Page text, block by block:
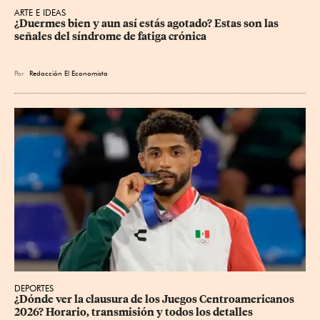
ARTE E IDEAS
¿Duermes bien y aun así estás agotado? Estas son las
señales del síndrome de fatiga crónica
Por Redacción El Economista
DEPORTES
¿Dónde ver la clausura de los Juegos Centroamericanos
2026? Horario, transmisión y todos los detalles